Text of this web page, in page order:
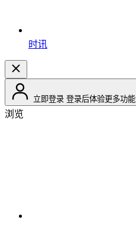
时讯
立即登录 登录后体验更多功能
浏览